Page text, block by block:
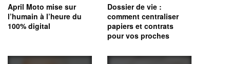
April Moto mise sur
l’humain à l’heure du
100% digital
Dossier de vie :
comment centraliser
papiers et contrats
pour vos proches